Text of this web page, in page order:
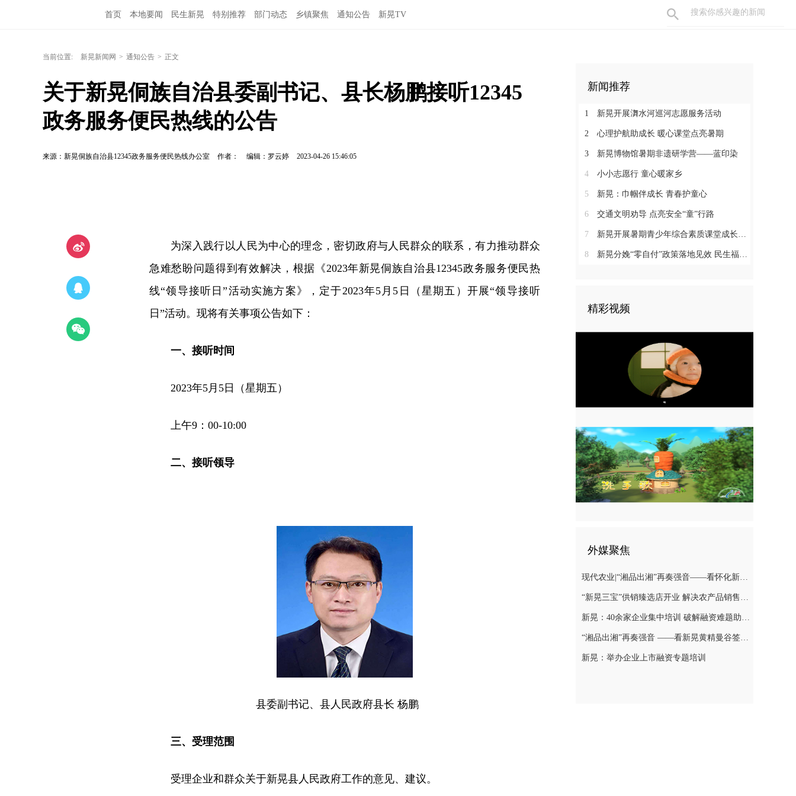
首页 本地要闻 民生新晃 特别推荐 部门动态 乡镇聚焦 通知公告 新晃TV
当前位置: 新晃新闻网 > 通知公告 > 正文
关于新晃侗族自治县委副书记、县长杨鹏接听12345
政务服务便民热线的公告
来源：新晃侗族自治县12345政务服务便民热线办公室 作者： 编辑：罗云婷 2023-04-26 15:46:05
为深入践行以人民为中心的理念，密切政府与人民群众的联系，有力推动群众
急难愁盼问题得到有效解决，根据《2023年新晃侗族自治县12345政务服务便民热
线“领导接听日”活动实施方案》，定于2023年5月5日（星期五）开展“领导接听
日”活动。现将有关事项公告如下：
一、 接听时间
2023年5月5日（星期五）
上午9：00-10:00
二、 接听领导
县委副书记、县人民政府县长 杨鹏
三、受理范围
受理企业和群众关于新晃县人民政府工作的意见、建议。
新闻推荐
1 新晃开展㵲水河巡河志愿服务活动
2 心理护航助成长 暖心课堂点亮暑期
3 新晃博物馆暑期非遗研学营——蓝印染
4 小小志愿行 童心暖家乡
5 新晃：巾帼伴成长 青春护童心
6 交通文明劝导 点亮安全“童”行路
7 新晃开展暑期青少年综合素质课堂成长营活动
8 新晃分娩“零自付”政策落地见效 民生福祉惠及育龄群众
精彩视频
外媒聚焦
现代农业|“湘品出湘”再奏强音——看怀化新晃黄精曼谷签单背后的“强链密码”
“新晃三宝”供销臻选店开业 解决农产品销售难题
新晃：40余家企业集中培训 破解融资难题助力发展
“湘品出湘”再奏强音 ——看新晃黄精曼谷签单背后的“强链密码”
新晃：举办企业上市融资专题培训